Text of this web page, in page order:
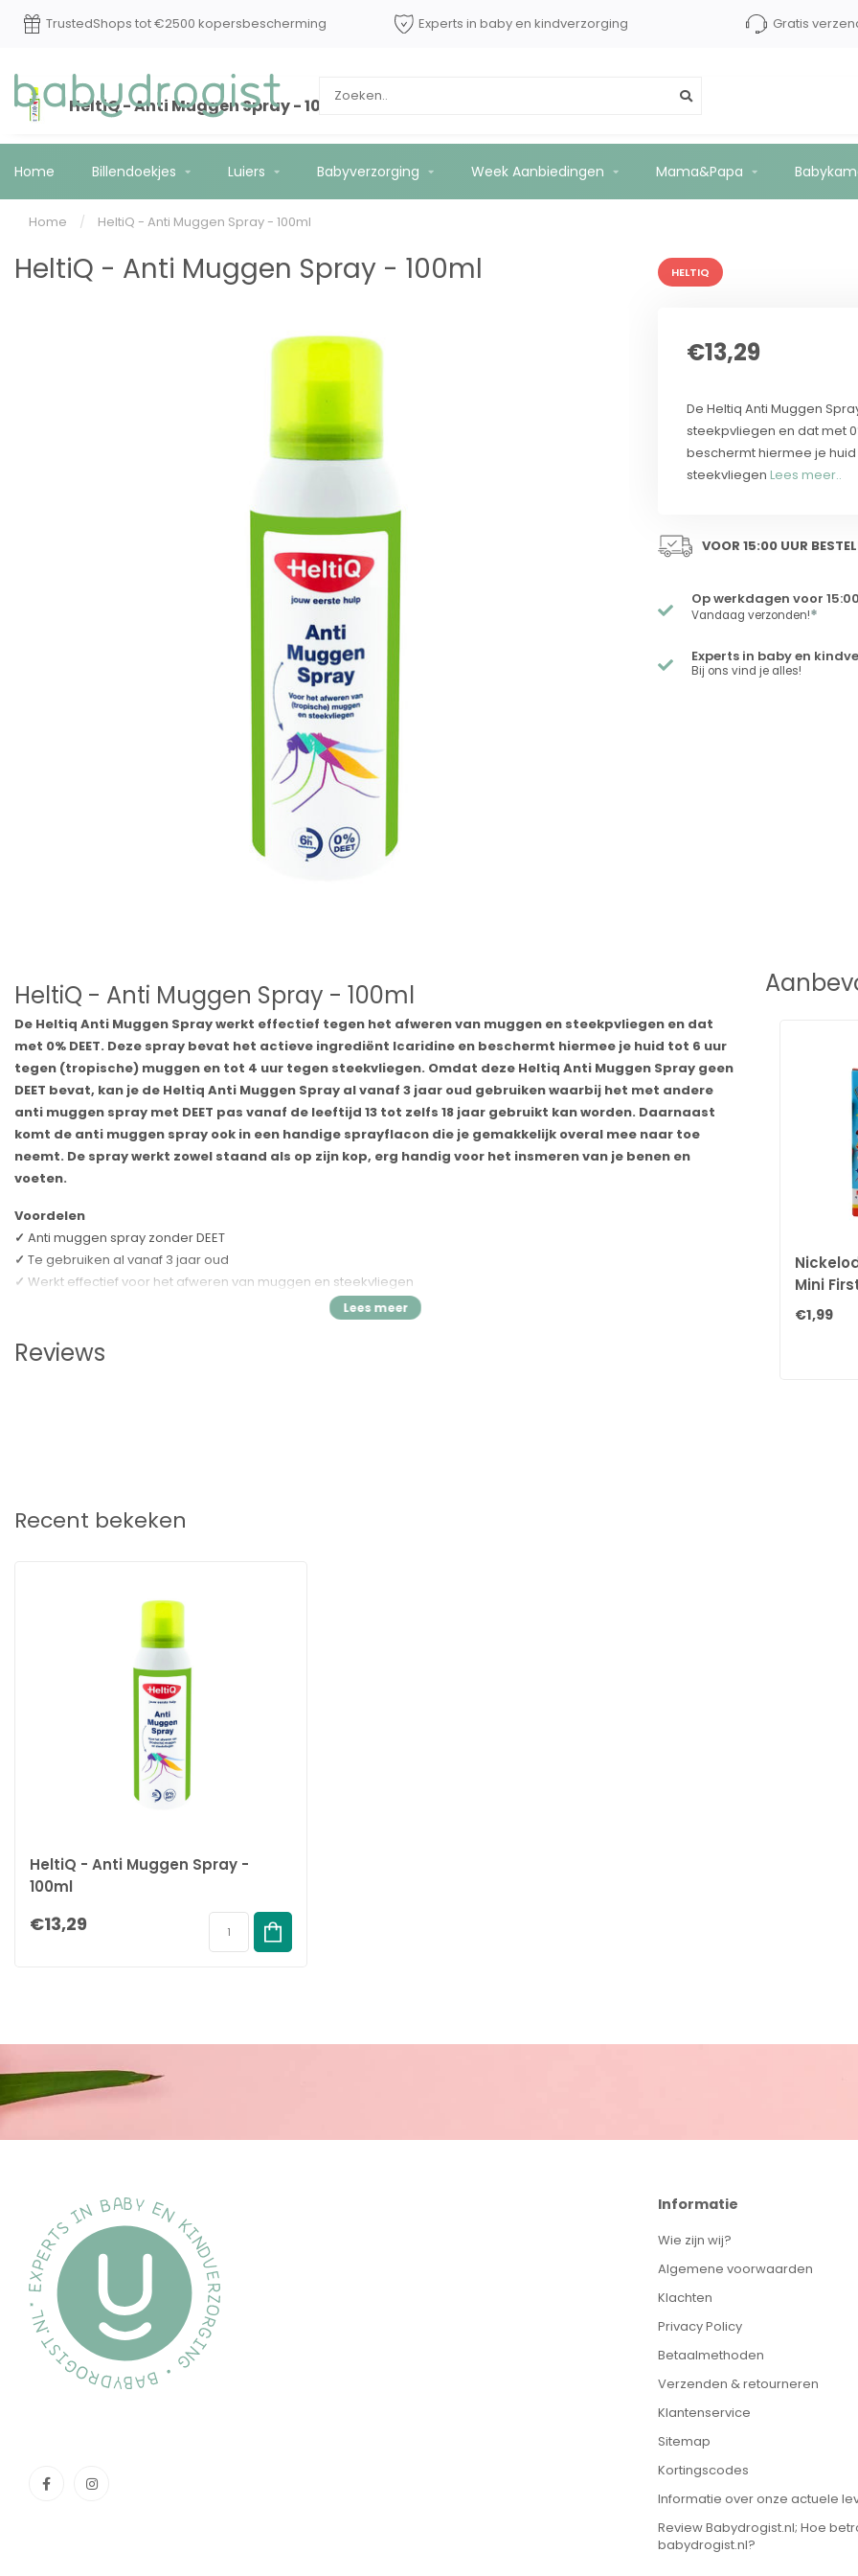
TrustedShops tot €2500 kopersbescherming Experts in baby en kindverzorging Gratis
Home Billendoekjes Luiers Babyverzorging Week Aanbiedingen Mama&Papa
Home / HeltiQ - Anti Muggen Spray - 100ml
HeltiQ - Anti Muggen Spray - 100ml
HeltiQ - Anti Muggen Spray - 100ml HELTIQ
€13,29
De Heltiq Anti Muggen
steekpvliegen en dat met
beschermt hiermee je
steekvliegen Lees meer..
VOOR 15:00 UUR
Op werkdagen voor
Vandaag verzonden!*
Experts in baby en
Bij ons vind je alles!
HeltiQ - Anti Muggen Spray - 100ml
De Heltiq Anti Muggen Spray werkt effectief tegen het afweren van muggen en steekpvliegen en dat
met 0% DEET. Deze spray bevat het actieve ingrediënt Icaridine en beschermt hiermee je huid tot 6 uur
tegen (tropische) muggen en tot 4 uur tegen steekvliegen. Omdat deze Heltiq Anti Muggen Spray geen
DEET bevat, kan je de Heltiq Anti Muggen Spray al vanaf 3 jaar oud gebruiken waarbij het met andere
anti muggen spray met DEET pas vanaf de leeftijd 13 tot zelfs 18 jaar gebruikt kan worden. Daarnaast
komt de anti muggen spray ook in een handige sprayflacon die je gemakkelijk overal mee naar toe
neemt. De spray werkt zowel staand als op zijn kop, erg handig voor het insmeren van je benen en
voeten.
Voordelen
✓ Anti muggen spray zonder DEET
✓ Te gebruiken al vanaf 3 jaar oud
✓ Werkt effectief voor het afweren van muggen en steekvliegen
Reviews
Mini
€1,99
Recent bekeken
HeltiQ - Anti Muggen Spray -
100ml
€13,29
Informatie
Wie zijn wij?
Algemene voorwaarden
Klachten
Privacy Policy
Betaalmethoden
Verzenden & retourneren
Klantenservice
Sitemap
Kortingscodes
Informatie over onze actuele
Review Babydrogist.nl; Hoe
babydrogist.nl?